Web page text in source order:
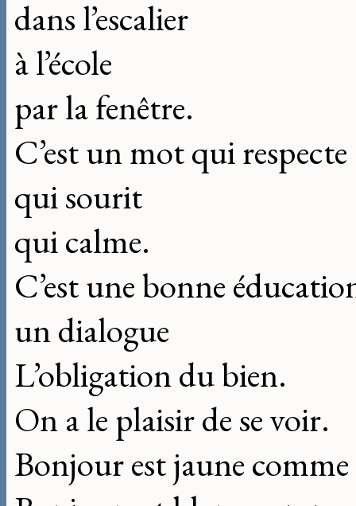
dans l’escalier
à l’école
par la fenêtre.
C’est un mot qui respecte
qui sourit
qui calme.
C’est une bonne
un dialogue
L’obligation du bien.
On a le plaisir de se voir.
Bonjour est jaune comme